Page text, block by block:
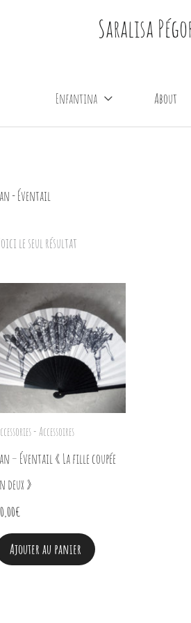
Saralisa
Enfantina About
- Éventail
le seul résultat
- Accessoires
– Éventail « La fille coupée
deux »
€
Ajouter au panier